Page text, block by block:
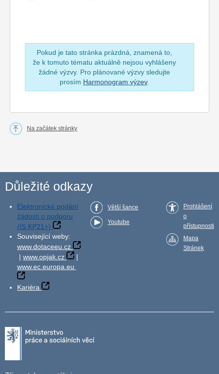
Pokud je tato stránka prázdná, znamená to,
že k tomuto tématu aktuálně nejsou vyhlášeny
žádné výzvy. Pro plánované výzvy sledujte
prosím Harmonogram výzev.
Na začátek stránky
Důležité odkazy
Elektronické podání
žádosti o podporu
(IS KP21+)
Související weby:
www.dotaceeu.cz
| www.opjak.cz
|
www.ec.europa.eu
Kariéra
Větší šance
Youtube
Prohlášení
o
přístupnosti
Mapa
Stránek